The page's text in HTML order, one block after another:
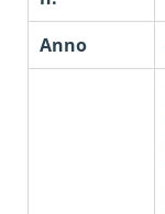
Anno